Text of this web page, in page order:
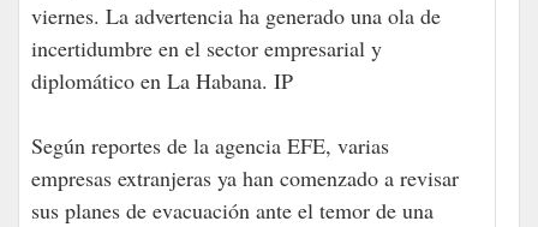
viernes. La advertencia ha generado una ola de
incertidumbre en el sector empresarial y
diplomático en La Habana. IP
Según reportes de la agencia EFE, varias
empresas extranjeras ya han comenzado a revisar
sus planes de evacuación ante el temor de una